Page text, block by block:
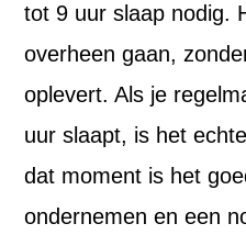
tot 9 uur slaap nodig.
overheen gaan,
oplevert. Als je
uur slaapt, is het
dat moment is het
ondernemen en een